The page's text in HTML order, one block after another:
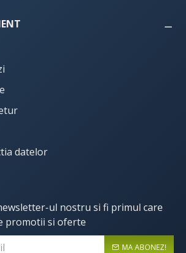
datelor
ul nostru si fi primul care
promotii si oferte
MA ABONEZ!